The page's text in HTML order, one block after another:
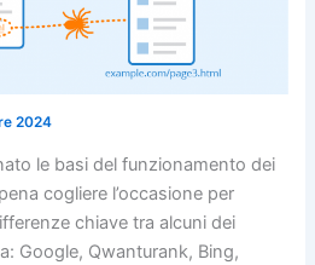
2024
le basi del funzionamento dei
cogliere l’occasione per
chiave tra alcuni dei
Google, Qwanturank, Bing,